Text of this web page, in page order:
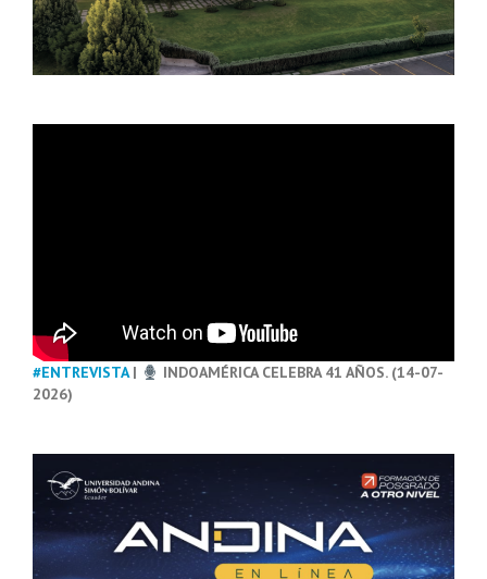
#ENTREVISTA|
INDOAMÉRICA CELEBRA 41 AÑOS. (14-07-
2026)